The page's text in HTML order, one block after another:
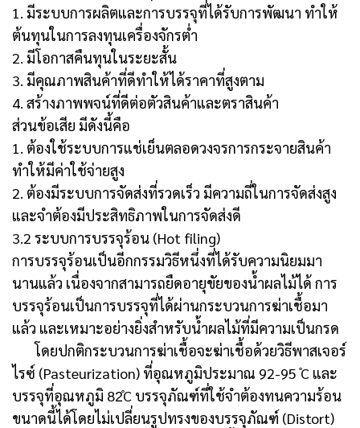
1. มีระบบการผลิตและการบรรจุที่ได้รับการพัฒนา ทำให้
ต้นทุนในการลงทุนเครื่องจักรต่ำ
2. มีโอกาสคืนทุนในระยะสั้น
3. มีคุณภาพสินค้าที่ดีทำให้ได้ราคาที่สูงตาม
4. สร้างภาพพจน์ที่ดีต่อตัวสินค้าและตราสินค้า
ส่วนข้อเสีย มีดังนี้คือ
1. ต้องใช้ระบบการแช่เย็นตลอดวงจรการกระจายสินค้า
ทำให้มีค่าใช้จ่ายสูง
2. ต้องมีระบบการจัดส่งที่รวดเร็ว มีความถี่ในการจัดส่งสูง
และจำต้องมีประสิทธิภาพในการจัดส่งดี
3.2 ระบบการบรรจุร้อน (Hot filing)
การบรรจุร้อนเป็นอีกกรรมวิธีหนึ่งที่ได้รับความนิยมมา
นานแล้ว เนื่องจากสามารถยืดอายุขัยของน้ำผลไม้ได้ การ
บรรจุร้อนเป็นการบรรจุที่ได้ผ่านกระบวนการฆ่าเชื้อมา
แล้ว และเหมาะอย่างยิ่งสำหรับน้ำผลไม้ที่มีความเป็นกรด
โดยปกติกระบวนการฆ่าเชื้อจะฆ่าเชื้อด้วยวิธีพาสเจอร์
ไรซ์ (Pasteurization) ที่อุณหภูมิประมาณ 92-95 ̊C และ
บรรจุที่อุณหภูมิ 82̊C บรรจุภัณฑ์ที่ใช้จำต้องทนความร้อน
ขนาดนี้ได้โดยไม่เปลี่ยนรูปทรงของบรรจุภัณฑ์ (Distort)